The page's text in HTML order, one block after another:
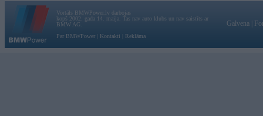
Vortāls BMWPower.lv darbojas
kopš 2002. gada 14. maija. Tas nav auto klubs un nav saistīts ar
BMW AG.
Par BMWPower
Kontakti Reklāma
Galvena